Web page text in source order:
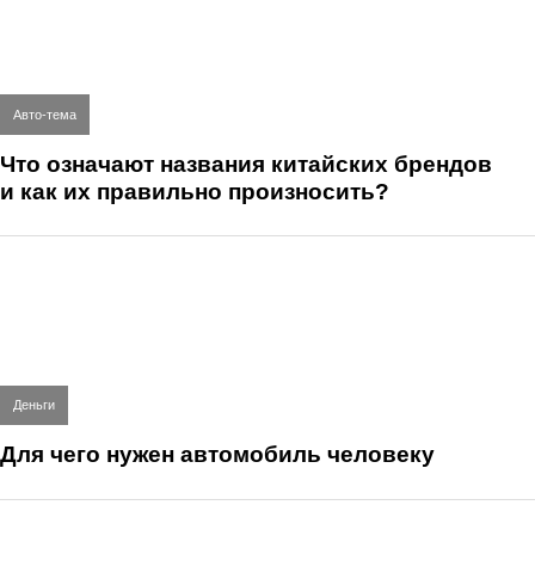
Авто-тема
Что означают названия китайских брендов
и как их правильно произносить?
Деньги
Для чего нужен автомобиль человеку